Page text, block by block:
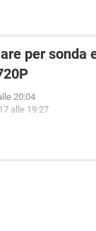
per sonda
20:04
alle 19:27